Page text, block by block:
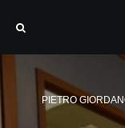
PIETRO